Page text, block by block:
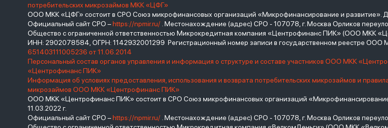
потребительских микрозаймов МКК «ЦФГ»
ООО МКК «ЦФГ» состоит в СРО Союз микрофинансовых организаций «Микрофинансирование и развитие».
Официальный сайт СРО –https://npmir.ru/ . Местонахождение (адрес) СРО - 107078, г. Москва Орликов
Общество с ограниченной ответственностью Микрокредитная компания «Центрофинанс ПИК» (ООО МКК
ИНН: 2902078584, ОГРН: 1142932001299 Регистрационный номер записи в государственном реестре
651403111005236 от 11.06.2014
Персональный состав органов управления и информация о структуре и составе участников ООО МКК
«Центрофинанс ПИК»
Информация об условиях предоставления, использования и возврата потребительских микрозаймов и
микрозаймов ООО МКК «Центрофинанс ПИК»
ООО МКК «Центрофинанс ПИК» состоит в СРО Союз микрофинансовых организаций «Микрофинансирование
11.03.2022 г.
Официальный сайт СРО –https://npmir.ru/ . Местонахождение (адрес) СРО - 107078, г. Москва Орликов